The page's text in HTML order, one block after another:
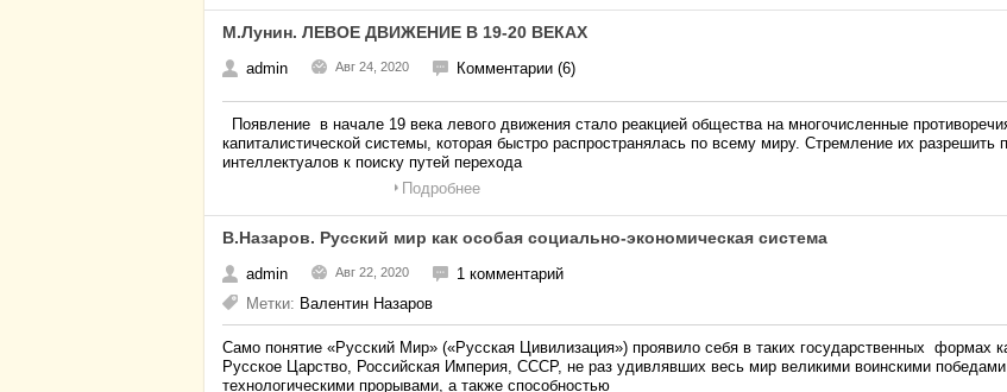
М.Лунин. ЛЕВОЕ ДВИЖЕНИЕ В 19-20 ВЕКАХ
admin Авг 24, 2020 Комментарии (6)
Появление в начале 19 века левого движения стало реакцией общества на многочисленные
капиталистической системы, которая быстро распространялась по всему миру. Стремление их разрешить
интеллектуалов к поиску путей перехода
Подробнее
В.Назаров. Русский мир как особая социально-экономическая система
admin Авг 22, 2020
1 комментарий
Метки: Валентин Назаров
Само понятие «Русский Мир» («Русская Цивилизация») проявило себя в таких государственных формах
Русское Царство, Российская Империя, СССР, не раз удивлявших весь мир великими воинскими
технологическими прорывами, а также способностью